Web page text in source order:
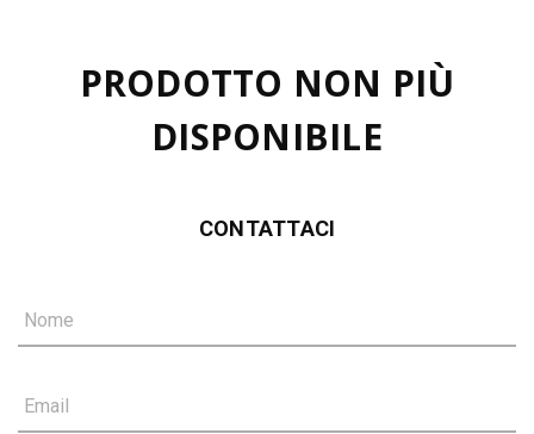
PRODOTTO NON PIÙ
DISPONIBILE
CONTATTACI
Nome
Email